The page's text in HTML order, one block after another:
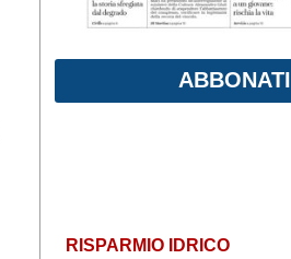
ABBONATI
RISPARMIO IDRICO